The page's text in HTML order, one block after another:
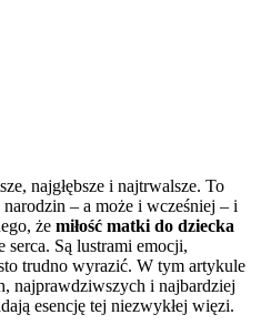
najgłębsze i najtrwalsze. To
– a może i wcześniej – i
że miłość matki do dziecka
serca. Są lustrami emocji,
trudno wyrazić. W tym artykule
najprawdziwszych i najbardziej
esencję tej niezwykłej więzi.